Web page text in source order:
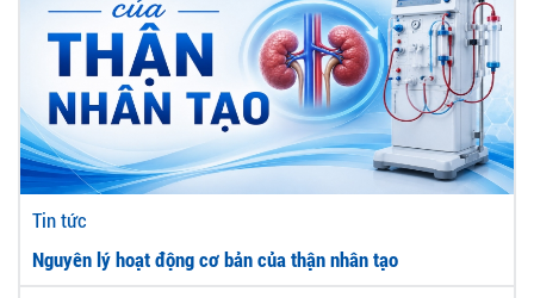
Tin tức
Nguyên lý hoạt động cơ bản của thận nhân tạo